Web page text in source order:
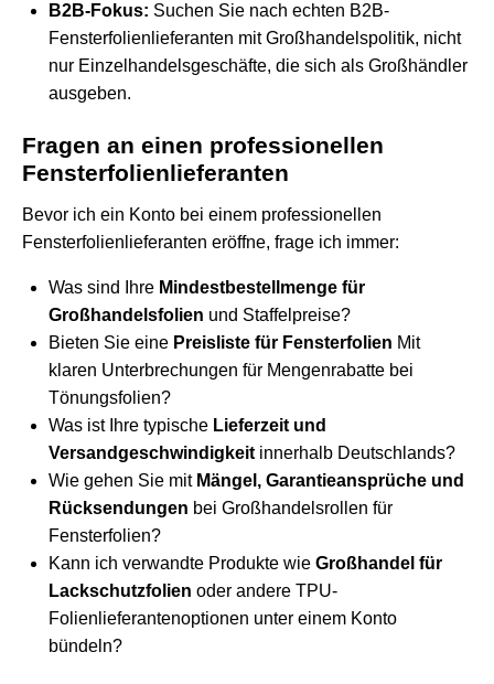
B2B-Fokus: Suchen Sie nach echten B2B-
Fensterfolienlieferanten mit Großhandelspolitik, nicht
nur Einzelhandelsgeschäfte, die sich als Großhändler
ausgeben.
Fragen an einen professionellen
Fensterfolienlieferanten
Bevor ich ein Konto bei einem professionellen
Fensterfolienlieferanten eröffne, frage ich immer:
Was sind Ihre Mindestbestellmenge für
Großhandelsfolien und Staffelpreise?
Bieten Sie eine Preisliste für Fensterfolien Mit
klaren Unterbrechungen für Mengenrabatte bei
Tönungsfolien?
Was ist Ihre typische Lieferzeit und
Versandgeschwindigkeit innerhalb Deutschlands?
Wie gehen Sie mit Mängel, Garantieansprüche und
Rücksendungen bei Großhandelsrollen für
Fensterfolien?
Kann ich verwandte Produkte wie Großhandel für
Lackschutzfolien oder andere TPU-
Folienlieferantenoptionen unter einem Konto
bündeln?